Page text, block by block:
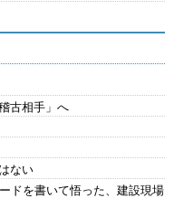
古相手」へ
ない
ドを書いて悟った、建設現場